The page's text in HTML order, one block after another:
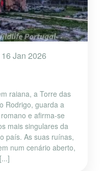
16 Jan 2026
raiana, a Torre das
Rodrigo, guarda a
e afirma-se
mais singulares da
país. As suas ruínas,
num cenário aberto,